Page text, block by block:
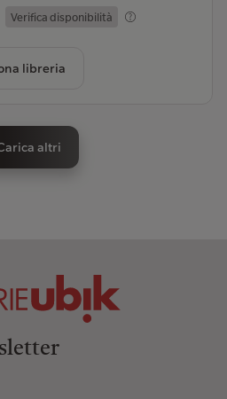
Verifica disponibilità
libreria
altri